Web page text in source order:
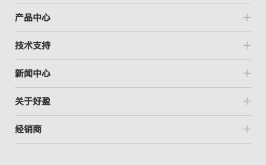
产品中心
技术支持
新闻中心
关于好盈
经销商